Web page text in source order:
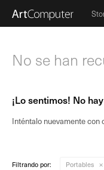
No se han
¡Lo sentimos! No
Inténtalo nuevamente con
Filtrando por: Portables